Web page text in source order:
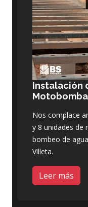
Instalación
Nos complace
y 8 unidades de
bombeo de
Villeta.
Leer más